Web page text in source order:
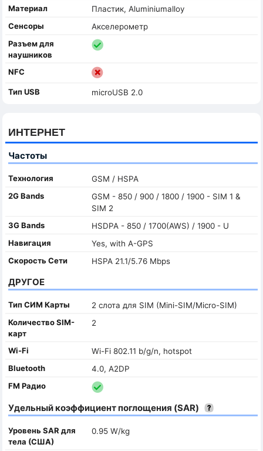
Материал
Пластик, Aluminiumalloy
Сенсоры
Акселерометр
Разъем для
наушников
NFC
Тип USB microUSB 2.0
ИНТЕРНЕТ
Частоты
Технология
GSM / HSPA
2G Bands
GSM - 850 / 900 / 1800 / 1900 - SIM 1 &
SIM 2
3G Bands
HSDPA - 850 / 1700(AWS) / 1900 - U
Навигация
Yes, with A-GPS
Скорость Сети
HSPA 21.1/5.76 Mbps
ДРУГОЕ
Тип СИМ Карты
2 слота для SIM (Mini-SIM/Micro-SIM)
Количество SIM-
карт
2
Wi-Fi
Wi-Fi 802.11 b/g/n, hotspot
Bluetooth
4.0, A2DP
FM Радио
Удельный коэффициент поглощения (SAR)
Уровень SAR для
тела (США)
0.95 W/kg